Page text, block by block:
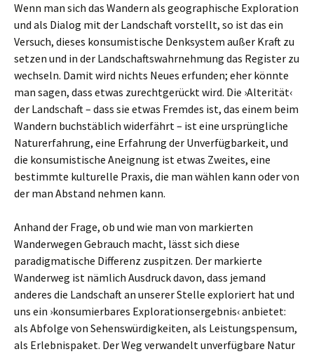
Wenn man sich das Wandern als geographische Exploration
und als Dialog mit der Landschaft vorstellt, so ist das ein
Versuch, dieses konsumistische Denksystem außer Kraft zu
setzen und in der Landschaftswahrnehmung das Register zu
wechseln. Damit wird nichts Neues erfunden; eher könnte
man sagen, dass etwas zurechtgerückt wird. Die ›Alterität‹
der Landschaft – dass sie etwas Fremdes ist, das einem beim
Wandern buchstäblich widerfährt – ist eine ursprüngliche
Naturerfahrung, eine Erfahrung der Unverfügbarkeit, und
die konsumistische Aneignung ist etwas Zweites, eine
bestimmte kulturelle Praxis, die man wählen kann oder von
der man Abstand nehmen kann.
Anhand der Frage, ob und wie man von markierten
Wanderwegen Gebrauch macht, lässt sich diese
paradigmatische Differenz zuspitzen. Der markierte
Wanderweg ist nämlich Ausdruck davon, dass jemand
anderes die Landschaft an unserer Stelle exploriert hat und
uns ein ›konsumierbares Explorationsergebnis‹ anbietet:
als Abfolge von Sehenswürdigkeiten, als Leistungspensum,
als Erlebnispaket. Der Weg verwandelt unverfügbare Natur